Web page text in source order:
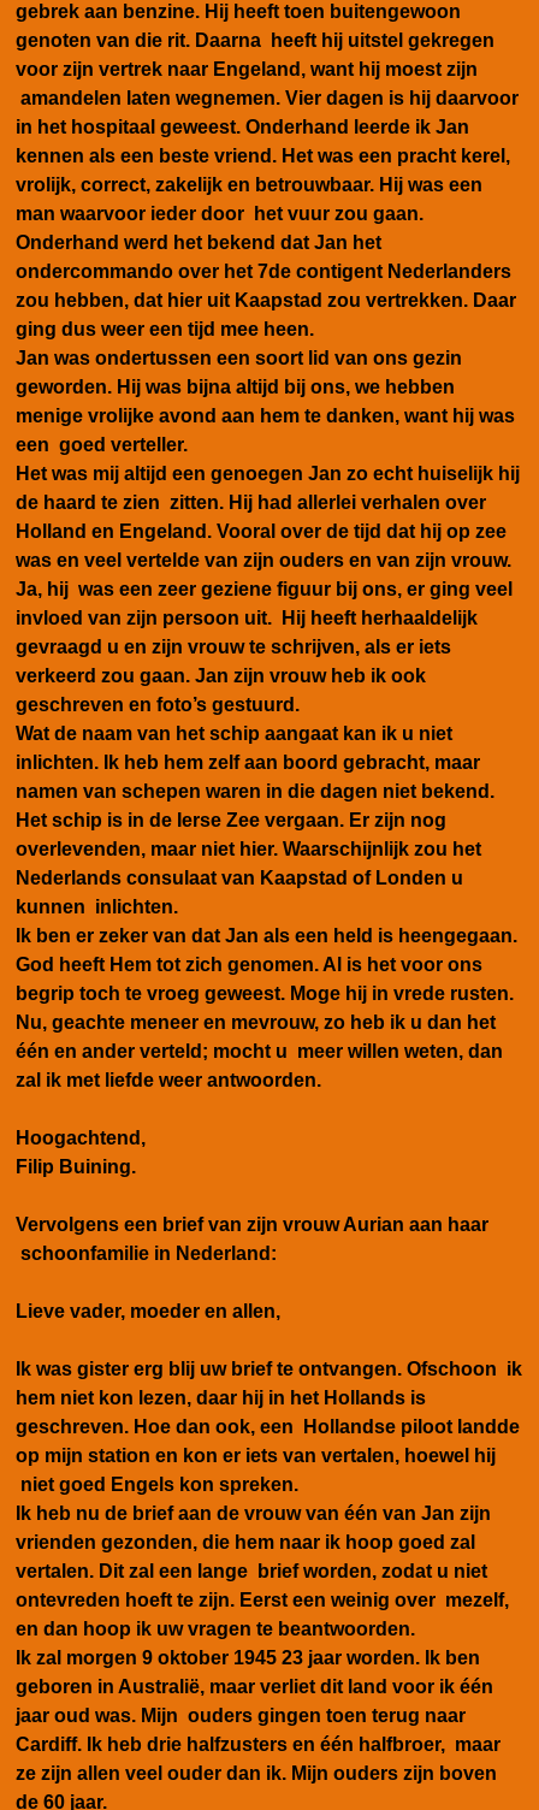
gebrek aan benzine. Hij heeft toen buitengewoon
genoten van die rit. Daarna heeft hij uitstel gekregen
voor zijn vertrek naar Engeland, want hij moest zijn
amandelen laten wegnemen. Vier dagen is hij daarvoor
in het hospitaal geweest. Onderhand leerde ik Jan
kennen als een beste vriend. Het was een pracht kerel,
vrolijk, correct, zakelijk en betrouwbaar. Hij was een
man waarvoor ieder door het vuur zou gaan.
Onderhand werd het bekend dat Jan het
ondercommando over het 7de contigent Nederlanders
zou hebben, dat hier uit Kaapstad zou vertrekken. Daar
ging dus weer een tijd mee heen.
Jan was ondertussen een soort lid van ons gezin
geworden. Hij was bijna altijd bij ons, we hebben
menige vrolijke avond aan hem te danken, want hij was
een goed verteller.
Het was mij altijd een genoegen Jan zo echt huiselijk hij
de haard te zien zitten. Hij had allerlei verhalen over
Holland en Engeland. Vooral over de tijd dat hij op zee
was en veel vertelde van zijn ouders en van zijn vrouw.
Ja, hij was een zeer geziene figuur bij ons, er ging veel
invloed van zijn persoon uit. Hij heeft herhaaldelijk
gevraagd u en zijn vrouw te schrijven, als er iets
verkeerd zou gaan. Jan zijn vrouw heb ik ook
geschreven en foto’s gestuurd.
Wat de naam van het schip aangaat kan ik u niet
inlichten. Ik heb hem zelf aan boord gebracht, maar
namen van schepen waren in die dagen niet bekend.
Het schip is in de Ierse Zee vergaan. Er zijn nog
overlevenden, maar niet hier. Waarschijnlijk zou het
Nederlands consulaat van Kaapstad of Londen u
kunnen inlichten.
Ik ben er zeker van dat Jan als een held is heengegaan.
God heeft Hem tot zich genomen. Al is het voor ons
begrip toch te vroeg geweest. Moge hij in vrede rusten.
Nu, geachte meneer en mevrouw, zo heb ik u dan het
één en ander verteld; mocht u meer willen weten, dan
zal ik met liefde weer antwoorden.
Hoogachtend,
Filip Buining.
Vervolgens een brief van zijn vrouw Aurian aan haar
schoonfamilie in Nederland:
Lieve vader, moeder en allen,
Ik was gister erg blij uw brief te ontvangen. Ofschoon ik
hem niet kon lezen, daar hij in het Hollands is
geschreven. Hoe dan ook, een Hollandse piloot landde
op mijn station en kon er iets van vertalen, hoewel hij
niet goed Engels kon spreken.
Ik heb nu de brief aan de vrouw van één van Jan zijn
vrienden gezonden, die hem naar ik hoop goed zal
vertalen. Dit zal een lange brief worden, zodat u niet
ontevreden hoeft te zijn. Eerst een weinig over mezelf,
en dan hoop ik uw vragen te beantwoorden.
Ik zal morgen 9 oktober 1945 23 jaar worden. Ik ben
geboren in Australië, maar verliet dit land voor ik één
jaar oud was. Mijn ouders gingen toen terug naar
Cardiff. Ik heb drie halfzusters en één halfbroer, maar
ze zijn allen veel ouder dan ik. Mijn ouders zijn boven
de 60 jaar.